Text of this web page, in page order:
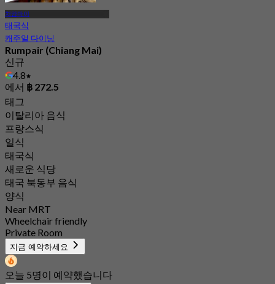
치앙마이
태국식
캐주얼 다이닝
Rumpair (Chiang Mai)
신규
4.8
에서 ฿ 272.5
태그
이탈리아 음식
프랑스식
일식
태국식
새로운 식당
태국 북동부 음식
양식
Near MRT
Wheelchair friendly
Private Room
지금 예약하세요
오늘 5명이 예약했습니다